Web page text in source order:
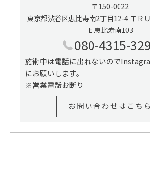
〒150-0022
東京都渋谷区恵比寿南2丁目12-4 ＴＲ
Ｅ恵比寿南103
080-4315-
施術中は電話に出れないので
にお願いします。
※営業電話お断り
お問い合わせはこちら